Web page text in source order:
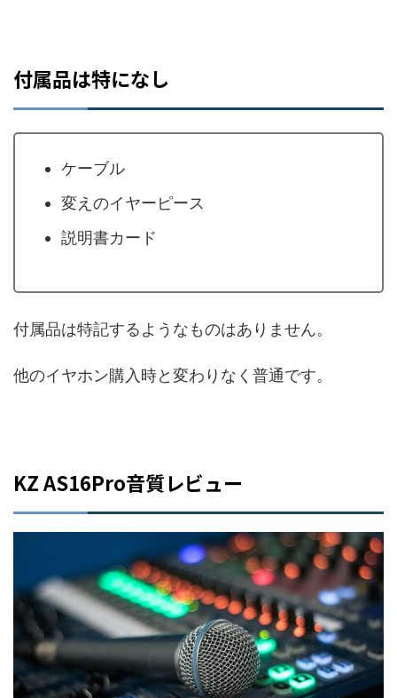
付属品は特になし
ケーブル
変えのイヤーピース
説明書カード
付属品は特記するようなものはありません。
他のイヤホン購入時と変わりなく普通です。
KZ AS16Pro音質レビュー